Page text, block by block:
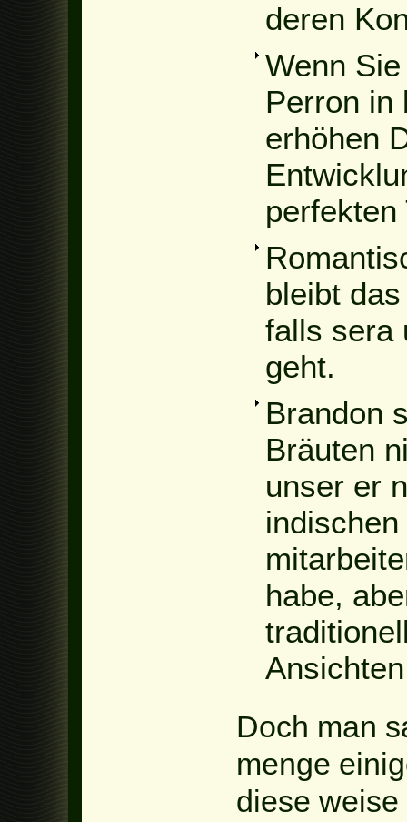
deren
Wenn
Perron in
erhöhen
perfekten
bleibt
falls sera
geht.
Brandon
Bräuten
unser er
habe,
Doch man
menge
diese